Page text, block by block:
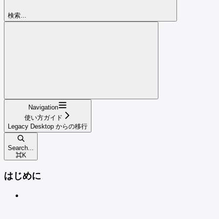
検索...
Navigation
使い方ガイド
Legacy Desktop からの移行
Search...
⌘K
はじめに